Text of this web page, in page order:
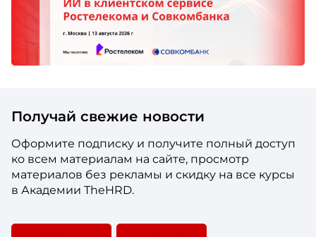
Получай свежие новости
Оформите подписку и получите полный доступ
ко всем материалам на сайте, просмотр
материалов без рекламы и скидку на все курсы
в Академии TheHRD.